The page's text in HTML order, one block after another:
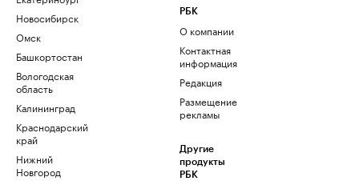
Новосибирск
Омск
Башкортостан
Вологодская
область
Калининград
Краснодарский
край
Нижний
Новгород
РБК
О компании
Контактная
информация
Редакция
Размещение
рекламы
Другие
продукты
РБК